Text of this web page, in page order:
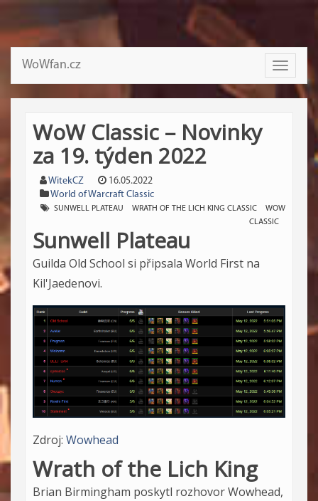
Toggle
WoWfan.cz
WoW Classic – Novinky
za 19. týden 2022
WitekCZ
16.05.2022
World of Warcraft Classic
SUNWELL PLATEAU WRATH OF THE LICH KING CLASSIC
WOW
CLASSIC
Sunwell Plateau
Guilda Old School si připsala World First na
Kil'Jaedenovi.
Zdroj: Wowhead
Wrath of the Lich King
Brian Birmingham poskytl rozhovor Wowhead,